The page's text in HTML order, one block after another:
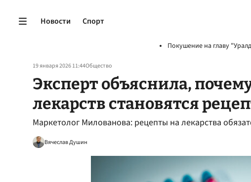
Новости Спорт
Покушение на главу
19 января 2026 11:44Общество
Эксперт объяснила,
лекарств становятся
Маркетолог Милованова: рецепты на лекарства
Вячеслав Душин